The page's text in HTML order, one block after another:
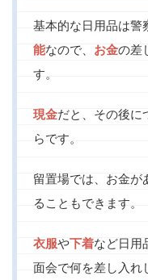
基本的な日用品は警
能なので、 お金の差
す。
現金だと、その後に
らです。
留置場では、お金が
ることもできます。
衣服や下着など日用
面会で何を差し入れ